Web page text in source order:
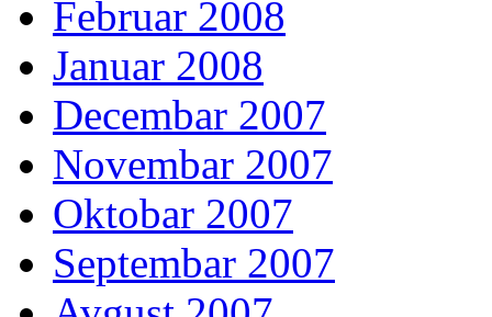
Februar 2008
Januar 2008
Decembar 2007
Novembar 2007
Oktobar 2007
Septembar 2007